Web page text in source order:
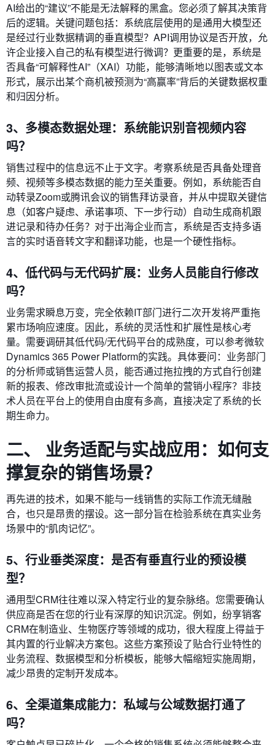
AI给出的“建议”不能是无法解释的黑盒。您必须了解其决策背
后的逻辑。关键问题包括：系统底层使用的是通用大模型还
是经过行业数据精调的垂直模型？API调用协议是否开放，允
许企业接入自己的私有模型进行微调？更重要的是，系统是
否具备“可解释性AI”（XAI）功能，能够清晰地以图表或文本
形式，展示出某个商机被预测为“高赢率”背后的关键数据权重
和归因分析。
3、多模态数据处理：系统能识别音视频内容
吗？
销售过程中的信息远不止于文字。考察系统是否具备处理音
频、视频等多模态数据的能力至关重要。例如，系统能否自
动转录Zoom或腾讯会议的销售拜访录音，并从中提取关键信
息（如客户疑虑、承诺事项、下一步行动）自动生成商机跟
进记录和待办任务？对于出海企业而言，系统是否支持多语
言的实时语音转文字和翻译功能，也是一个硬性指标。
4、低代码与无代码扩展：业务人员能自行修改
吗？
业务需求瞬息万变，完全依赖IT部门进行二次开发将严重拖
累市场响应速度。因此，系统的灵活性和扩展性是核心考
量。需要调研其低代码/无代码平台的成熟度，可以参考微软
Dynamics 365 Power Platform的实践。具体要问：业务部门
的分析师或销售运营人员，能否通过拖拉拽的方式自行创建
新的报表、修改审批流或设计一个简单的营销小程序？非技
术人员在平台上的使用自由度有多高，直接决定了系统的长
期生命力。
二、 业务适配与实战应用：如何支
撑复杂的销售场景？
再先进的技术，如果不能与一线销售的实际工作流无缝融
合，也只是昂贵的摆设。这一部分旨在检验系统在真实业务
场景中的“肌肉记忆”。
5、行业垂类深度：是否有垂直行业的预设模
型？
通用型CRM往往难以深入特定行业的复杂脉络。您需要确认
供应商是否在您的行业有深厚的知识沉淀。例如，纷享销客
CRM在制造业、生物医疗等领域的成功，很大程度上得益于
其内置的行业解决方案包。这些方案预设了贴合行业特性的
业务流程、数据模型和分析模板，能够大幅缩短实施周期，
减少昂贵的定制开发成本。
6、全渠道集成能力：私域与公域数据打通了
吗？